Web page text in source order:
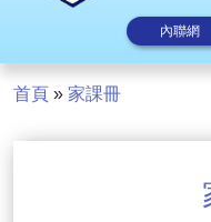
內聯網
首頁 » 家課冊